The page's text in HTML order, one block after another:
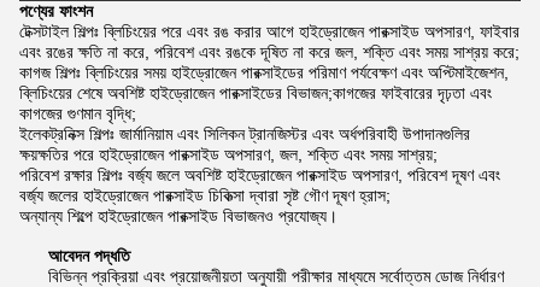
পণ্যের ফাংশন
টেক্সটাইল শিল্পঃ ব্লিচিংয়ের পরে এবং রঙ করার আগে হাইড্রোজেন পারক্সাইড অপসারণ, ফাইবার
এবং রঙের ক্ষতি না করে, পরিবেশ এবং রঙকে দূষিত না করে জল, শক্তি এবং সময় সাশ্রয় করে;
কাগজ শিল্পঃ ব্লিচিংয়ের সময় হাইড্রোজেন পারক্সাইডের পরিমাণ পর্যবেক্ষণ এবং অপ্টিমাইজেশন,
ব্লিচিংয়ের শেষে অবশিষ্ট হাইড্রোজেন পারক্সাইডের বিভাজন;কাগজের ফাইবারের দৃঢ়তা এবং
কাগজের গুণমান বৃদ্ধি;
ইলেকট্রনিক্স শিল্পঃ জার্মানিয়াম এবং সিলিকন ট্রানজিস্টর এবং অর্ধপরিবাহী উপাদানগুলির
ক্ষয়ক্ষতির পরে হাইড্রোজেন পারক্সাইড অপসারণ, জল, শক্তি এবং সময় সাশ্রয়;
পরিবেশ রক্ষার শিল্পঃ বর্জ্য জলে অবশিষ্ট হাইড্রোজেন পারক্সাইড অপসারণ, পরিবেশ দূষণ এবং
বর্জ্য জলের হাইড্রোজেন পারক্সাইড চিকিত্সা দ্বারা সৃষ্ট গৌণ দূষণ হ্রাস;
অন্যান্য শিল্পে হাইড্রোজেন পারক্সাইড বিভাজনও প্রযোজ্য।
আবেদন পদ্ধতি
বিভিন্ন প্রক্রিয়া এবং প্রয়োজনীয়তা অনুযায়ী পরীক্ষার মাধ্যমে সর্বোত্তম ডোজ নির্ধারণ